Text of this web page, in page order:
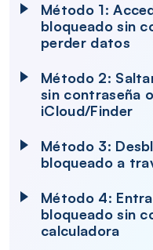
Método 1:
bloqueado sin
perder datos
Método 2:
sin contraseña
iCloud/Finder
Método 3:
bloqueado a
Método 4:
bloqueado sin
calculadora